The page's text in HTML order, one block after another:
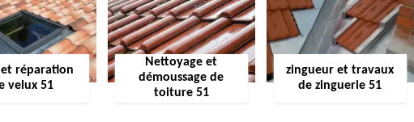
et réparation
velux 51
Nettoyage et
démoussage de
toiture 51
zingueur et travaux
de zinguerie 51